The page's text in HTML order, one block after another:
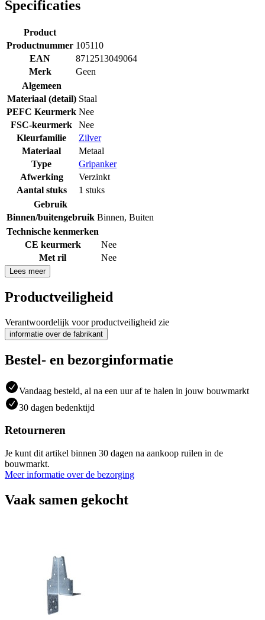
Specificaties
Product
Productnummer 105110
EAN
8712513049064
Merk
Geen
Algemeen
Materiaal (detail) Staal
PEFC Keurmerk Nee
FSC-keurmerk
Nee
Kleurfamilie
Zilver
Materiaal
Metaal
Type
Gripanker
Afwerking
Verzinkt
Aantal stuks
1 stuks
Gebruik
Binnen/buitengebruik Binnen, Buiten
Technische kenmerken
CE keurmerk
Nee
Met ril
Nee
Lees meer
Productveiligheid
Verantwoordelijk voor productveiligheid zie
informatie over de fabrikant
Bestel- en bezorginformatie
Vandaag besteld, al na een uur af te halen in jouw bouwmarkt
30 dagen bedenktijd
Retourneren
Je kunt dit artikel binnen 30 dagen na aankoop ruilen in de
bouwmarkt.
Meer informatie over de bezorging
Vaak samen gekocht